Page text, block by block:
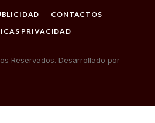
CONTACTOS
PRIVACIDAD
Reservados. Desarrollado por